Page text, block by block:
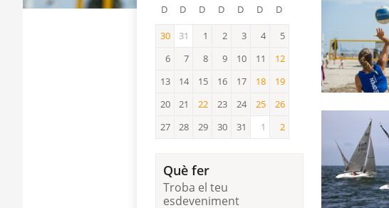
D D D D D D D
30 31 1 2 3 4
5
6
7 8 9 10 11 12
12
13 14 15 16 17 18
18
19
19
20 21 22
22
23 24 25 26
27 28 29 30 31 1 2
Què fer
Troba el teu
esdeveniment